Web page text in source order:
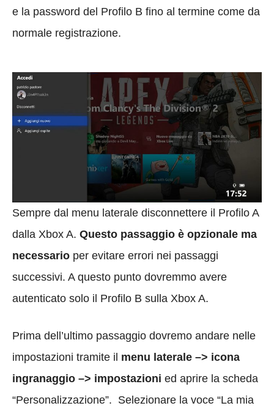
e la password del Profilo B fino al termine come da
normale registrazione.
Sempre dal menu laterale disconnettere il Profilo A
dalla Xbox A. Questo passaggio è opzionale ma
necessario per evitare errori nei passaggi
successivi. A questo punto dovremmo avere
autenticato solo il Profilo B sulla Xbox A.
Prima dell’ultimo passaggio dovremo andare nelle
impostazioni tramite il menu laterale –> icona
ingranaggio –> impostazioni ed aprire la scheda
“Personalizzazione”. Selezionare la voce “La mia